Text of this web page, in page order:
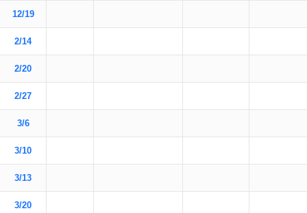
12/19
2/14
2/20
2/27
3/6
3/10
3/13
3/20